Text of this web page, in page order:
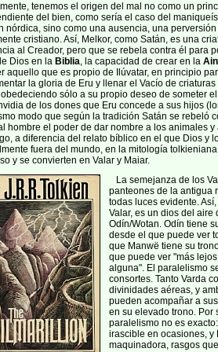
tenemos el origen del mal no como un
del bien, como sería el caso del
nórdica, sino como una ausencia, una
cristiano. Así, Melkor, como Satán, es una
al Creador, pero que se rebela contra él para
Dios en la Biblia, la capacidad de crear en la
aquello que es propio de Ilúvatar, en principio
la gloria de Eru y llenar el Vacío de
sólo a su propio deseo de someter
de los dones que Eru concede a sus hijos
modo que según la tradición Satán se rebeló
hombre el poder de dar nombre a los animales y
a diferencia del relato bíblico en el que Dios y
fuera del mundo, en la mitología
y se convierten en Valar y Maiar.
La semejanza de los
panteones de la antigua
todas luces evidente.
Valar, es un dios del aire
Odín/Wotan. Odín tiene
desde el que puede ver
que Manwë tiene su
que puede ver "más
alguna". El paralelismo
consortes. Tanto Varda
divinidades aéreas, y
pueden acompañar a
en su elevado trono. Por
paralelismo no es
irascible en ocasiones, y
maquinadora, rasgos